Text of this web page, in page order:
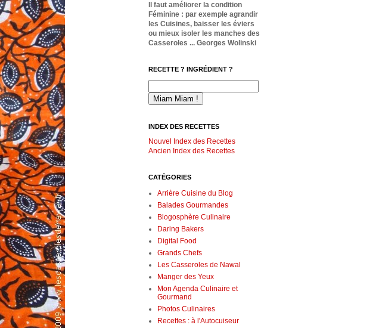
Il faut améliorer la condition
Féminine : par exemple agrandir
les Cuisines, baisser les éviers
ou mieux isoler les manches des
Casseroles ... Georges Wolinski
RECETTE ? INGRÉDIENT ?
INDEX DES RECETTES
Nouvel Index des Recettes
Ancien Index des Recettes
CATÉGORIES
Arrière Cuisine du Blog
Balades Gourmandes
Blogosphère Culinaire
Daring Bakers
Digital Food
Grands Chefs
Les Casseroles de Nawal
Manger des Yeux
Mon Agenda Culinaire et
Gourmand
Photos Culinaires
Recettes : à l'Autocuiseur